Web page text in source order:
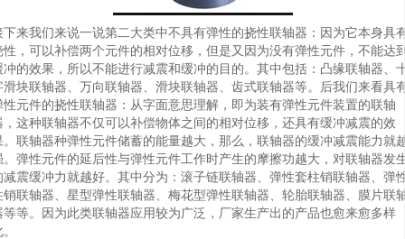
下来我们来说一说第二大类中不具有弹性的挠性联轴器：因为它本身具
性，可以补偿两个元件的相对位移，但是又因为没有弹性元件，不能达
冲的效果，所以不能进行减震和缓冲的目的。其中包括：凸缘联轴器、
滑块联轴器、万向联轴器、滑块联轴器、齿式联轴器等。后我们来看具
性元件的挠性联轴器：从字面意思理解，即为装有弹性元件装置的联轴
，这种联轴器不仅可以补偿物体之间的相对位移，还具有缓冲减震的效
。联轴器种弹性元件储蓄的能量越大，那么，联轴器的缓冲减震能力就
。弹性元件的延后性与弹性元件工作时产生的摩擦功越大，对联轴器发
减震缓冲力就越好。其中分为：滚子链联轴器、弹性套柱销联轴器、弹
销联轴器、星型弹性联轴器、梅花型弹性联轴器、轮胎联轴器、膜片联
等等。因为此类联轴器应用较为广泛，厂家生产出的产品也愈来愈多样